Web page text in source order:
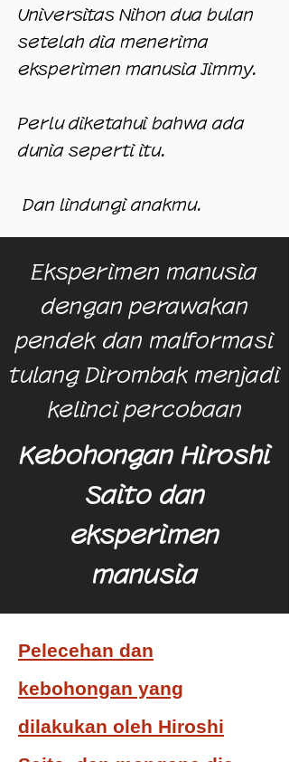
Universitas Nihon dua bulan
setelah dia menerima
eksperimen manusia Jimmy.
Perlu diketahui bahwa ada
dunia seperti itu.
​ Dan lindungi anakmu.
​Eksperimen manusia
dengan perawakan
pendek dan malformasi
tulang Dirombak menjadi
kelinci percobaan
Kebohongan Hiroshi
Saito dan
eksperimen
manusia
Pelecehan dan
kebohongan yang
dilakukan oleh Hiroshi